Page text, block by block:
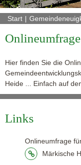
Start
Hier finden Sie die
Heide ... Einfach auf
Links
Onlineumfrage
Märkische